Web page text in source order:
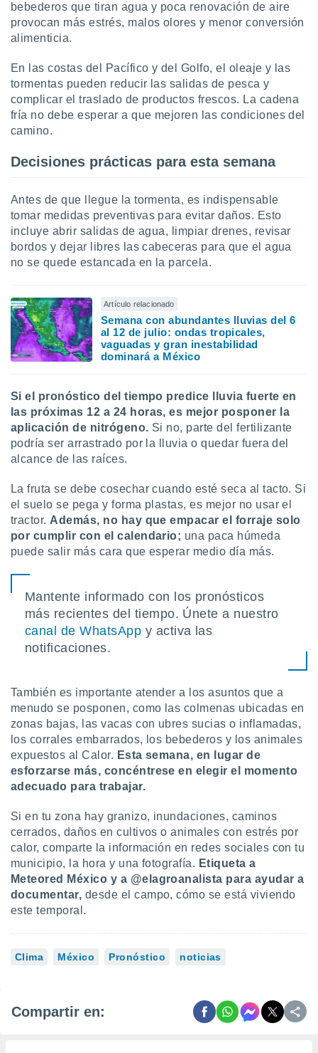
bebederos que tiran agua y poca renovación de aire
provocan más estrés, malos olores y menor conversión
alimenticia.
En las costas del Pacífico y del Golfo, el oleaje y las
tormentas pueden reducir las salidas de pesca y
complicar el traslado de productos frescos. La cadena
fría no debe esperar a que mejoren las condiciones del
camino.
Decisiones prácticas para esta semana
Antes de que llegue la tormenta, es indispensable
tomar medidas preventivas para evitar daños. Esto
incluye abrir salidas de agua, limpiar drenes, revisar
bordos y dejar libres las cabeceras para que el agua
no se quede estancada en la parcela.
Artículo relacionado
Semana con abundantes lluvias del 6
al 12 de julio: ondas tropicales,
vaguadas y gran inestabilidad
dominará a México
Si el pronóstico del tiempo predice lluvia fuerte en
las próximas 12 a 24 horas, es mejor posponer la
aplicación de nitrógeno. Si no, parte del fertilizante
podría ser arrastrado por la lluvia o quedar fuera del
alcance de las raíces.
La fruta se debe cosechar cuando esté seca al tacto. Si
el suelo se pega y forma plastas, es mejor no usar el
tractor. Además, no hay que empacar el forraje solo
por cumplir con el calendario; una paca húmeda
puede salir más cara que esperar medio día más.
Mantente informado con los pronósticos
más recientes del tiempo. Únete a nuestro
canal de WhatsApp y activa las
notificaciones.
También es importante atender a los asuntos que a
menudo se posponen, como las colmenas ubicadas en
zonas bajas, las vacas con ubres sucias o inflamadas,
los corrales embarrados, los bebederos y los animales
expuestos al Calor. Esta semana, en lugar de
esforzarse más, concéntrese en elegir el momento
adecuado para trabajar.
Si en tu zona hay granizo, inundaciones, caminos
cerrados, daños en cultivos o animales con estrés por
calor, comparte la información en redes sociales con tu
municipio, la hora y una fotografía. Etiqueta a
Meteored México y a @elagroanalista para ayudar a
documentar, desde el campo, cómo se está viviendo
este temporal.
Clima México Pronóstico noticias
Compartir en: